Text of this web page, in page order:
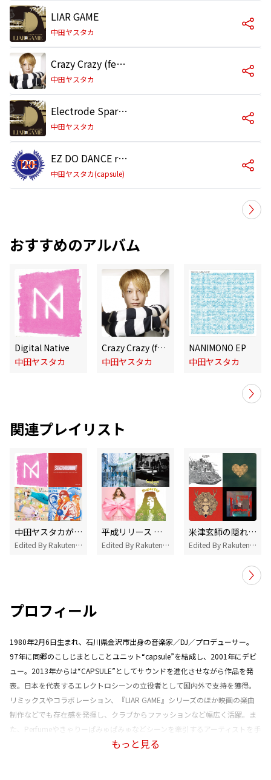
LIAR GAME
中田ヤスタカ
Crazy Crazy (feat. Charli XCX & Kyary Pamyu Pamyu)
中田ヤスタカ
Electrode Spark 0101
中田ヤスタカ
EZ DO DANCE retracked by Yasutaka Nakata (capsule)
中田ヤスタカ(capsule)
おすすめのアルバム
Digital Native
中田ヤスタカ
Crazy Crazy (feat. Charli XCX & Kyary Pamyu Pamyu)
中田ヤスタカ
NANIMONO EP
中田ヤスタカ
関連プレイリスト
中田ヤスタカが気になるあなたにオススメの曲
Edited By Rakuten Music
平成リリース 総合ランキング TOP100
Edited By Rakuten Music
米津玄師の隠れた名曲
Edited By Rakuten Music
プロフィール
1980年2月6日生まれ、石川県金沢市出身の音楽家／DJ／プロデューサー。
97年に同郷のこしじまとしことユニット“capsule”を結成し、2001年にデビ
ュー。2013年からは“CAPSULE”としてサウンドを進化させながら作品を発
表。日本を代表するエレクトロシーンの立役者として国内外で支持を獲得。
リミックスやコラボレーション、『LIAR GAME』シリーズのほか映画の楽曲
制作などでも存在感を発揮し、クラブからファッションなど幅広く活躍。ま
た、Perfumeやきゃりーぱみゅぱみゅなどシーンを牽引するアーティストを手
掛ける。2018年に本人名義初のアルバム『Digital Native』をリリース。
もっと見る